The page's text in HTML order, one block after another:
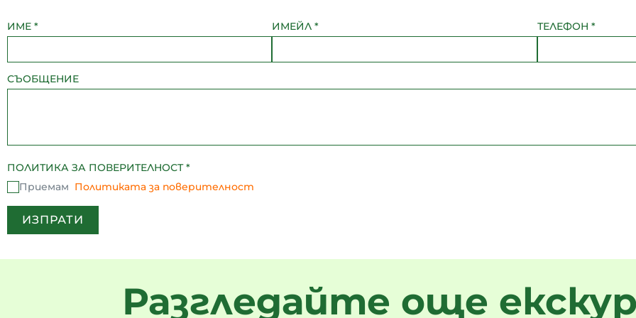
ИМЕ * ИМЕЙЛ* ТЕЛЕФОН *
СЪОБЩЕНИЕ
ПОЛИТИКА ЗА ПОВЕРИТЕЛНОСТ*
Приемам Политиката за поверителност
ИЗПРАТИ
Разгледайте още